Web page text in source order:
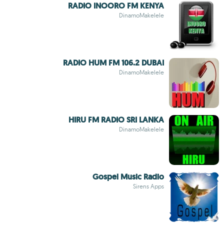
RADIO INOORO FM KENYA
DinamoMakelele
RADIO HUM FM 106.2 DUBAI
DinamoMakelele
HIRU FM RADIO SRI LANKA
DinamoMakelele
Gospel Music Radio
Sirens Apps